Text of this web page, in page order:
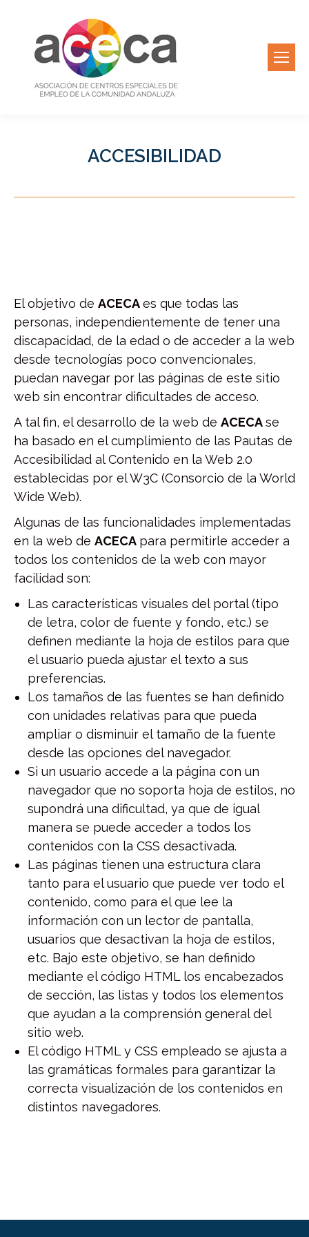
ACCESIBILIDAD
El objetivo de ACECAes que todas las
personas, independientemente de tener una
discapacidad, de la edad o de acceder a la web
desde tecnologías poco convencionales,
puedan navegar por las páginas de este sitio
web sin encontrar dificultades de acceso.
A tal fin, el desarrollo de la web de ACECAse
ha basado en el cumplimiento de las Pautas de
Accesibilidad al Contenido en la Web 2.0
establecidas por el W3C (Consorcio de la World
Wide Web).
Algunas de las funcionalidades implementadas
en la web de ACECA para permitirle acceder a
todos los contenidos de la web con mayor
facilidad son:
Las características visuales del portal (tipo
de letra, color de fuente y fondo, etc.) se
definen mediante la hoja de estilos para que
el usuario pueda ajustar el texto a sus
preferencias.
Los tamaños de las fuentes se han definido
con unidades relativas para que pueda
ampliar o disminuir el tamaño de la fuente
desde las opciones del navegador.
Si un usuario accede a la página con un
navegador que no soporta hoja de estilos, no
supondrá una dificultad, ya que de igual
manera se puede acceder a todos los
contenidos con la CSS desactivada.
Las páginas tienen una estructura clara
tanto para el usuario que puede ver todo el
contenido, como para el que lee la
información con un lector de pantalla,
usuarios que desactivan la hoja de estilos,
etc. Bajo este objetivo, se han definido
mediante el código HTML los encabezados
de sección, las listas y todos los elementos
que ayudan a la comprensión general del
sitio web.
El código HTML y CSS empleado se ajusta a
las gramáticas formales para garantizar la
correcta visualización de los contenidos en
distintos navegadores.